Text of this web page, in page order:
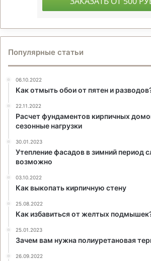
Популярные статьи
06.10.2022
Как отмыть обои от пятен и
22.11.2022
Расчет фундаментов кирпичных
сезонные нагрузки
30.01.2023
Утепление фасадов в зимний период
возможно
03.10.2022
Как выкопать кирпичную стену
25.08.2022
Как избавиться от желтых
25.01.2023
Зачем вам нужна полиуретановая
26.09.2022